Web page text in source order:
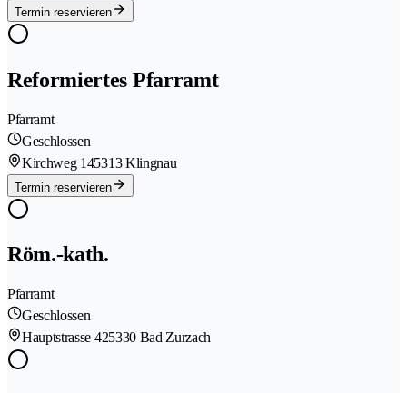
Termin reservieren
Reformiertes Pfarramt
Pfarramt
Geschlossen
Kirchweg 145313 Klingnau
Termin reservieren
Röm.-kath.
Pfarramt
Geschlossen
Hauptstrasse 425330 Bad Zurzach